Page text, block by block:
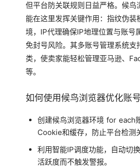
但平台防关联规则日益严格。候鸟
能在这里发挥关键作用：指纹伪装
境，IP代理确保IP地理位置与账号
免封号风险。其多账号管理系统支
类，使卖家能轻松管理亚马逊、
等。
如何使用候鸟浏览器优化账
创建候鸟浏览器环境 for each
Cookie和缓存，防止平台检测
利用智能IP调度功能，自动切
活跃度而不触发警报。